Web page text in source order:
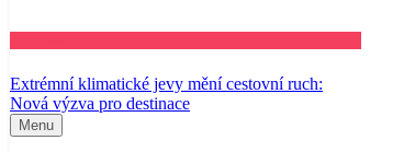
Extrémní klimatické jevy mění cestovní ruch:
Nová výzva pro destinace
Menu